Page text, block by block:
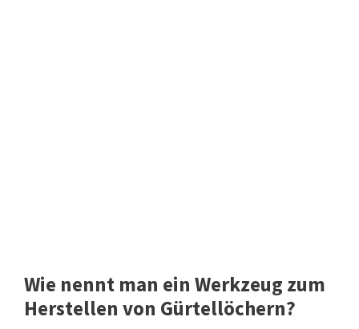
Wie nennt man ein Werkzeug zum
Herstellen von Gürtellöchern?